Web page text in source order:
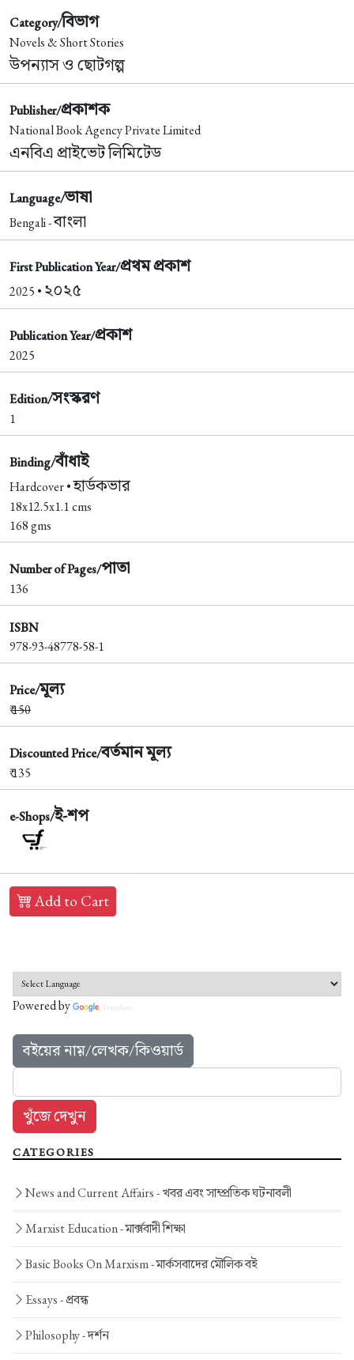
Category/বিভাগ
Novels & Short Stories
উপন্যাস ও ছোটগল্প
Publisher/প্রকাশক
National Book Agency Private Limited
এনবিএ প্রাইভেট লিমিটেড
Language/ভাষা
Bengali -বাংলা
First Publication Year/প্রথম প্রকাশ
2025 • ২০২৫
Publication Year/প্রকাশ
2025
Edition/সংস্করণ
1
Binding/বাঁধাই
Hardcover •হার্ডকভার
18x12.5x1.1 cms
168 gms
Number of Pages/পাতা
136
ISBN
978-93-48778-58-1
Price/মূল্য
₹150
Discounted Price/বর্তমান মূল্য
₹ 135
e-Shops/ই-শপ
Add to Cart
Powered by Translate
বইয়ের নাম়/লেখক/কিওয়ার্ড
CATEGORIES
News and Current Affairs -খবর এবং সাম্প্রতিক ঘটনাবলী
Marxist Education -মার্ক্সবাদী শিক্ষা
Basic Books On Marxism -মার্কসবাদের মৌলিক বই
Essays -প্রবন্ধ
Philosophy -দর্শন